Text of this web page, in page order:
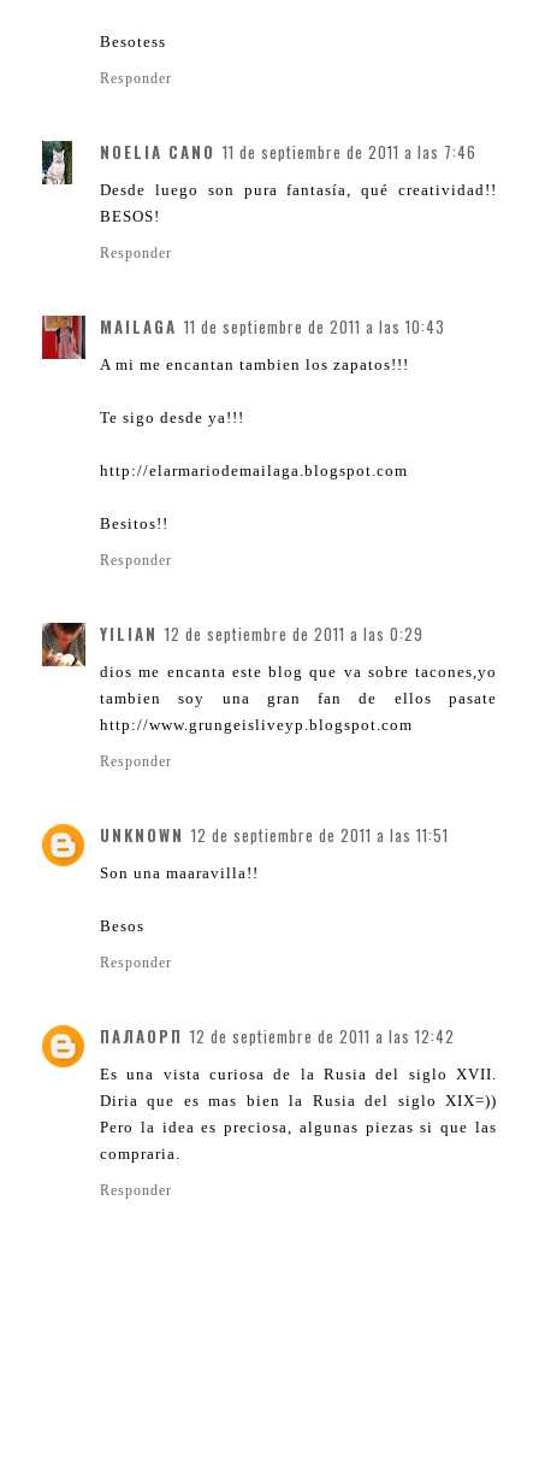
Besotess
Responder
NOELIA CANO 11 de septiembre de 2011 a las 7:46
Desde luego son pura fantasía, qué creatividad!!
BESOS!
Responder
MAILAGA 11 de septiembre de 2011 a las 10:43
A mi me encantan tambien los zapatos!!!
Te sigo desde ya!!!
http://elarmariodemailaga.blogspot.com
Besitos!!
Responder
YILIAN 12 de septiembre de 2011 a las 0:29
dios me encanta este blog que va sobre tacones,yo
tambien soy una gran fan de ellos pasate
http://www.grungeisliveyp.blogspot.com
Responder
UNKNOWN 12 de septiembre de 2011 a las 11:51
Son una maaravilla!!
Besos
Responder
ПАЛАОРП 12 de septiembre de 2011 a las 12:42
Es una vista curiosa de la Rusia del siglo XVII.
Diria que es mas bien la Rusia del siglo XIX=))
Pero la idea es preciosa, algunas piezas si que las
compraria.
Responder